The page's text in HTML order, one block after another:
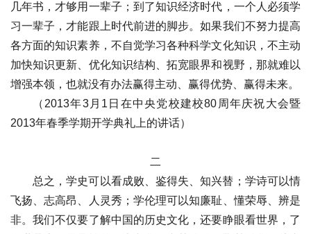
几年书，才够用一辈子；到了知识经济时代，一个人必须学
习一辈子，才能跟上时代前进的脚步。如果我们不努力提高
各方面的知识素养，不自觉学习各种科学文化知识，不主动
加快知识更新、优化知识结构、拓宽眼界和视野，那就难以
增强本领，也就没有办法赢得主动、赢得优势、赢得未来。
（2013年3月1日在中央党校建校80周年庆祝大会暨
2013年春季学期开学典礼上的讲话）
二
总之，学史可以看成败、鉴得失、知兴替；学诗可以情
飞扬、志高昂、人灵秀；学伦理可以知廉耻、懂荣辱、辨是
非。我们不仅要了解中国的历史文化，还要睁眼看世界，了